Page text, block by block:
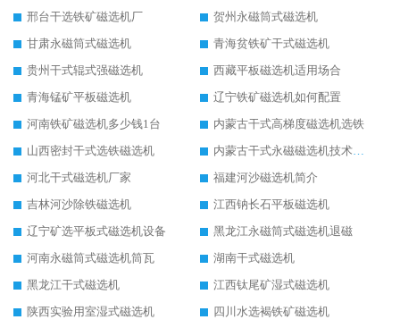
邢台干选铁矿磁选机厂
贺州永磁筒式磁选机
甘肃永磁筒式磁选机
青海贫铁矿干式磁选机
贵州干式辊式强磁选机
西藏平板磁选机适用场合
青海锰矿平板磁选机
辽宁铁矿磁选机如何配置
河南铁矿磁选机多少钱1台
内蒙古干式高梯度磁选机选铁
山西密封干式选铁磁选机
内蒙古干式永磁磁选机技术要求
河北干式磁选机厂家
福建河沙磁选机简介
吉林河沙除铁磁选机
江西钠长石平板磁选机
辽宁矿选平板式磁选机设备
黑龙江永磁筒式磁选机退磁
河南永磁筒式磁选机筒瓦
湖南干式磁选机
黑龙江干式磁选机
江西钛尾矿湿式磁选机
陕西实验用室湿式磁选机
四川水选褐铁矿磁选机